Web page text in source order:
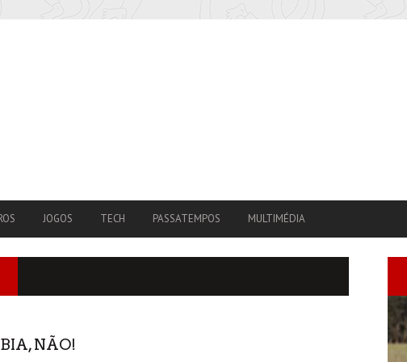
JOGOS TECH PASSATEMPOS MULTIMÉDIA
NÃO!